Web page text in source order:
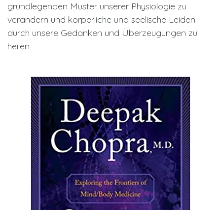
grundlegenden Muster unserer Physiologie zu
verändern und körperliche und seelische Leiden
durch unsere Gedanken und Überzeugungen zu
heilen.